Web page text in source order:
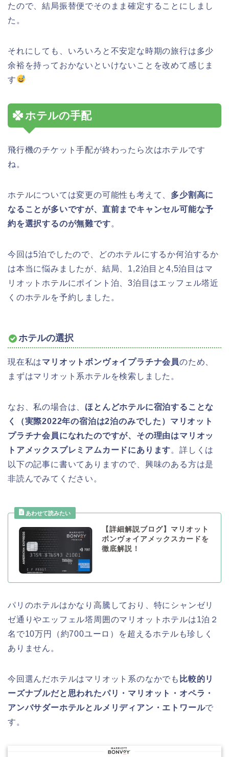
たので、結局振替便でそのまま確定することにしまし
た。
それにしても、いろいろと不安定な時期の旅行は多少
余裕を持っておかないといけないことを改めて感じま
す
ホテルの手配
飛行機のチケット手配が終わったら次はホテルです
ね。
ホテルについては変更の可能性も考えて、 多少割高に
なることが多いですが、直前までキャンセル可能な予
約を選択するのが無難です。
今回は5泊でしたので、どのホテルにするか何泊するか
は本当に悩みましたが、結局、1,2泊目と4,5泊目はマ
リオットホテルにポイント泊、3泊目はエッフェル塔近
くのホテルを予約しました。
ホテルの選択
現在私はマリオットボンヴォイプラチナ会員のため、
まずはマリオット系ホテルを検索しました。
なお、私の場合は、 ほとんどホテルに宿泊することな
く（実際2022年の宿泊は2泊のみでした）マリオット
プラチナ会員になれたのですが、その理由はマリオッ
トアメックスプレミアムカードにあります。詳しくは
以下の記事に書いてありますので、興味のある方は是
非読んでみてください。
【詳細解説ブログ】マリオット
ボンヴォイアメックスカードを
徹底解説！
パリのホテルはかなり高騰しており、特にシャンゼリ
ゼ通りやエッフェル塔周囲のマリオットホテルは1泊２
名で10万円（約700ユーロ）を超えるホテルも珍しく
ありません。
今回選んだホテルはマリオット系のなかでも 比較的リ
ーズナブルだと思われたパリ・マリオット・オペラ・
アンバサダーホテルとルメリディアン・エトワールで
す。